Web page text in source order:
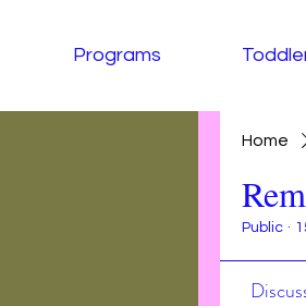
Programs
Home
Public ·